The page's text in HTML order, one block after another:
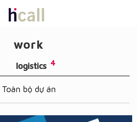
work
logistics 4
Toàn bộ dự án